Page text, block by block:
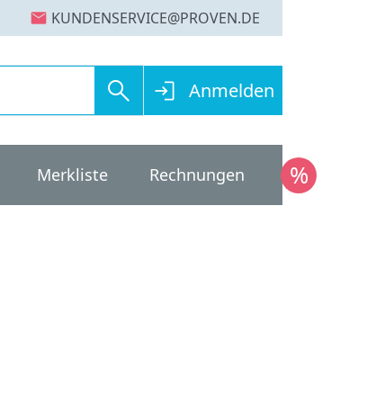
mail
search login Anmelden
Merkliste Rechnungen